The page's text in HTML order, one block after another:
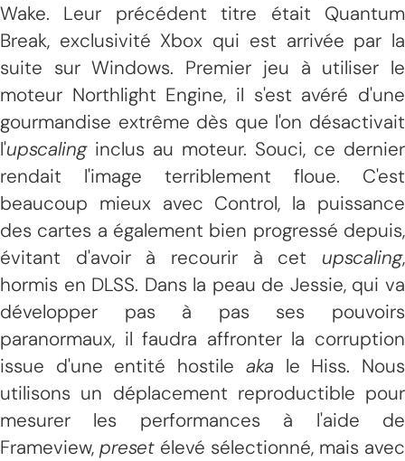
Wake. Leur précédent titre était Quantum
Break, exclusivité Xbox qui est arrivée par la
suite sur Windows. Premier jeu à utiliser le
moteur Northlight Engine, il s'est avéré d'une
gourmandise extrême dès que l'on désactivait
l'upscalinginclus au moteur. Souci, ce dernier
rendait l'image terriblement floue. C'est
beaucoup mieux avec Control, la puissance
des cartes a également bien progressé depuis,
évitant d'avoir à recourir à cet upscaling,
hormis en DLSS. Dans la peau de Jessie, qui va
développer pas à pas ses pouvoirs
paranormaux, il faudra affronter la corruption
issue d'une entité hostile aka le Hiss. Nous
utilisons un déplacement reproductible pour
mesurer les performances à l'aide de
Frameview, preset élevé sélectionné, mais avec